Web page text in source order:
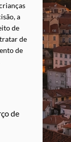
a
de
de
de
de